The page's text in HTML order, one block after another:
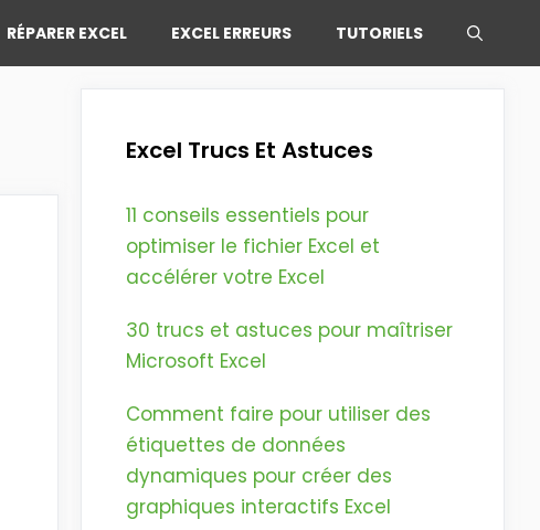
RÉPARER EXCEL EXCEL ERREURS TUTORIELS
Excel Trucs Et Astuces
11 conseils essentiels pour
optimiser le fichier Excel et
accélérer votre Excel
30 trucs et astuces pour maîtriser
Microsoft Excel
Comment faire pour utiliser des
étiquettes de données
dynamiques pour créer des
graphiques interactifs Excel